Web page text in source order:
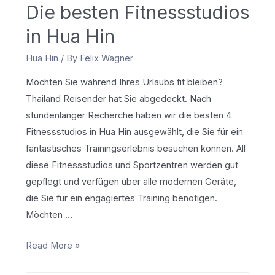
Die besten Fitnessstudios
in Hua Hin
Hua Hin / By Felix Wagner
Möchten Sie während Ihres Urlaubs fit bleiben?
Thailand Reisender hat Sie abgedeckt. Nach
stundenlanger Recherche haben wir die besten 4
Fitnessstudios in Hua Hin ausgewählt, die Sie für ein
fantastisches Trainingserlebnis besuchen können. All
diese Fitnessstudios und Sportzentren werden gut
gepflegt und verfügen über alle modernen Geräte,
die Sie für ein engagiertes Training benötigen.
Möchten …
Die
Read More »